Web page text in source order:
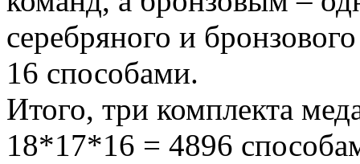
серебряного и
16 способами.
Итого, три комплекта
18*17*16 = 4896